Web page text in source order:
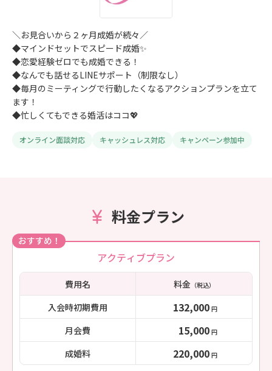
＼お見合いから２ヶ月成婚が続々／
◆マインドセットでスピード成婚✨
◆恋愛経験ゼロでも成婚できる！
◆なんでも話せるLINEサポート（制限なし）
◆毎月のミーティングで行動したくなるアクションプランを立て
ます！
◆忙しくてもできる婚活はココ💖
オンライン面談対応 キャッシュレス対応 キャンペーン参加中
料金プラン
おすすめ！
アクティブプラン
費用名 料金（税込）
入会時初期費用 132,000 円
月会費 15,000 円
成婚料 220,000 円